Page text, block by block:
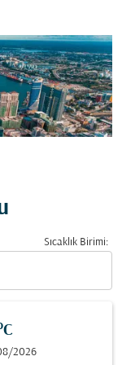
Sıcaklık Birimi:
2026